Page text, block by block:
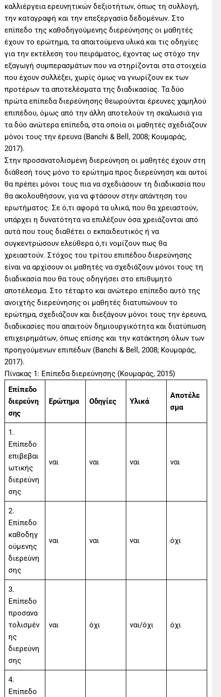
καλλιέργεια ερευνητικών δεξιοτήτων, όπως τη συλλογή,
την καταγραφή και την επεξεργασία δεδομένων. Στο
επίπεδο της καθοδηγούμενης διερεύνησης οι μαθητές
έχουν το ερώτημα, τα απαιτούμενα υλικά και τις οδηγίες
για την εκτέλεση του πειράματος, έχοντας ως στόχο την
εξαγωγή συμπερασμάτων που να στηρίζονται στα στοιχεία
που έχουν συλλέξει, χωρίς όμως να γνωρίζουν εκ των
προτέρων τα αποτελέσματα της διαδικασίας. Τα δύο
πρώτα επίπεδα διερεύνησης θεωρούνται έρευνες χαμηλού
επιπέδου, όμως από την άλλη αποτελούν τη σκαλωσιά για
τα δύο ανώτερα επίπεδα, στα οποία οι μαθητές σχεδιάζουν
μόνοι τους την έρευνα (Banchi & Bell, 2008; Κουμαράς,
2017).
Στην προσανατολισμένη διερεύνηση οι μαθητές έχουν στη
διάθεσή τους μόνο το ερώτημα προς διερεύνηση και αυτοί
θα πρέπει μόνοι τους πια να σχεδιάσουν τη διαδικασία που
θα ακολουθήσουν, για να φτάσουν στην απάντηση του
ερωτήματος. Σε ό,τι αφορά τα υλικά, που θα χρειαστούν,
υπάρχει η δυνατότητα να επιλέξουν όσα χρειάζονται από
αυτά που τους διαθέτει ο εκπαιδευτικός ή να
συγκεντρώσουν ελεύθερα ό,τι νομίζουν πως θα
χρειαστούν. Στόχος του τρίτου επιπέδου διερεύνησης
είναι να αρχίσουν οι μαθητές να σχεδιάζουν μόνοι τους τη
διαδικασία που θα τους οδηγήσει στο επιθυμητό
αποτέλεσμα. Στο τέταρτο και ανώτερο επίπεδο αυτό της
ανοιχτής διερεύνησης οι μαθητές διατυπώνουν το
ερώτημα, σχεδιάζουν και διεξάγουν μόνοι τους την έρευνα,
διαδικασίες που απαιτούν δημιουργικότητα και διατύπωση
επιχειρημάτων, όπως επίσης και την κατάκτηση όλων των
προηγούμενων επιπέδων (Banchi & Bell, 2008; Κουμαράς,
2017).
Πίνακας 1: Επίπεδα διερεύνησης (Κουμαράς, 2015)
Επίπεδο
διερεύνη
σης
Ερώτημα Οδηγίες Υλικά
Αποτέλε
σμα
1.
Επίπεδο
επιβεβαι
ωτικής
διερεύνη
σης
ναι ναι ναι ναι
2.
Επίπεδο
καθοδηγ
ούμενης
διερεύνη
σης
ναι ναι ναι όχι
3.
Επίπεδο
προσανα
τολισμέν
ης
διερεύνη
σης
ναι όχι ναι/όχι όχι
4.
Επίπεδο